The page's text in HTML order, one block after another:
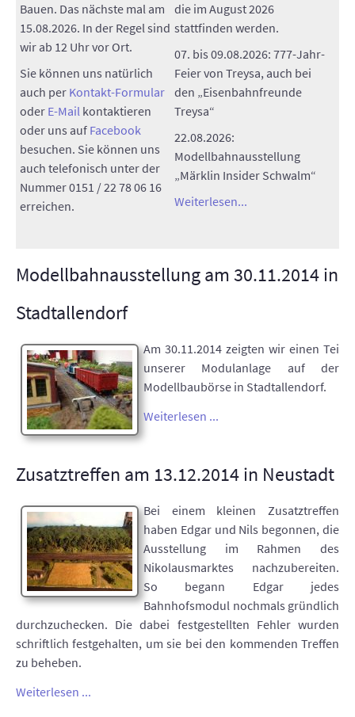
Bauen. Das nächste mal am
15.08.2026. In der Regel sind
wir ab 12 Uhr vor Ort.
Sie können uns natürlich
auch per Kontakt-Formular
oder E-Mail kontaktieren
oder uns auf Facebook
besuchen. Sie können uns
auch telefonisch unter der
Nummer 0151 / 22 78 06 16
erreichen.
die im August 2026
stattfinden werden.
07. bis 09.08.2026: 777-Jahr-
Feier von Treysa, auch bei
den „Eisenbahnfreunde
Treysa“
22.08.2026:
Modellbahnausstellung
„Märklin Insider Schwalm“
Weiterlesen...
Modellbahnausstellung am 30.11.2014 in
Stadtallendorf
Am 30.11.2014 zeigten wir einen Tei
unserer Modulanlage auf der
Modellbaubörse in Stadtallendorf.
Weiterlesen ...
Zusatztreffen am 13.12.2014 in Neustadt
Bei einem kleinen Zusatztreffen
haben Edgar und Nils begonnen, die
Ausstellung im Rahmen des
Nikolausmarktes nachzubereiten.
So begann Edgar jedes
Bahnhofsmodul nochmals gründlich
durchzuchecken. Die dabei festgestellten Fehler wurden
schriftlich festgehalten, um sie bei den kommenden Treffen
zu beheben.
Weiterlesen ...